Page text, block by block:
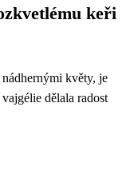
keři
květy, je
dělala radost